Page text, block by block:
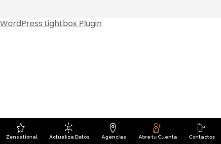
Zensational Actualiza Datos Agencias Abre tu Cuenta Contactos
WordPress Lightbox Plugin